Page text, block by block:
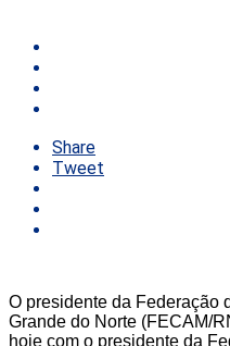
Share
Tweet
O presidente da Federação
Grande do Norte (FECAM/
hoje com o presidente da